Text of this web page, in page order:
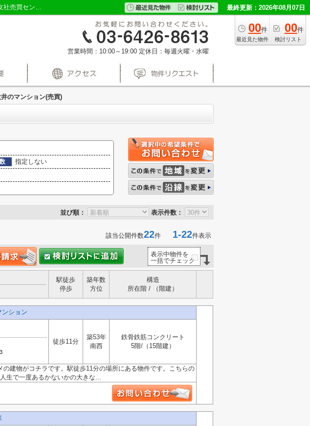
品川区南大井のマンション一覧｜品川区・目黒区・大田区の不動産売買なら株式会社三友社売買センター 最終更新：2026年08月07日
00件
最近見た物件
00件
検討リスト
営業時間：10:00～19:00 定休日：毎週火曜・水曜
のマンション(売買)
指定しない
並び順： 表示件数：
該当公開件数22件 1-22件表示
表示中物件を
一括でチェック
駅徒歩
停歩
築年数
方位
構造
所在階 / （階建）
ンション
徒歩11分
築53年
南西
鉄骨鉄筋コンクリート
5階/（15階建）
建物がコチラです。駅徒歩11分の場所にある物件です。こちらの
生で一度あるかないかの大きな...